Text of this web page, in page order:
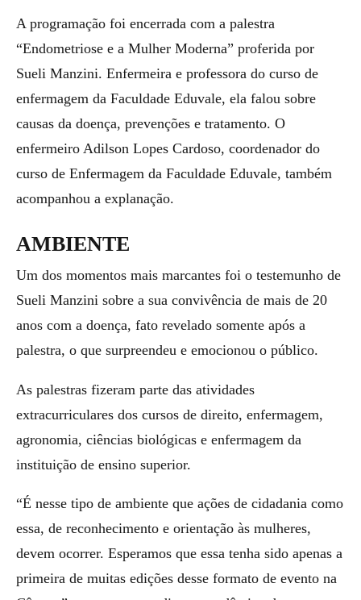
A programação foi encerrada com a palestra
“Endometriose e a Mulher Moderna” proferida por
Sueli Manzini. Enfermeira e professora do curso de
enfermagem da Faculdade Eduvale, ela falou sobre
causas da doença, prevenções e tratamento. O
enfermeiro Adilson Lopes Cardoso, coordenador do
curso de Enfermagem da Faculdade Eduvale, também
acompanhou a explanação.
AMBIENTE
Um dos momentos mais marcantes foi o testemunho de
Sueli Manzini sobre a sua convivência de mais de 20
anos com a doença, fato revelado somente após a
palestra, o que surpreendeu e emocionou o público.
As palestras fizeram parte das atividades
extracurriculares dos cursos de direito, enfermagem,
agronomia, ciências biológicas e enfermagem da
instituição de ensino superior.
“É nesse tipo de ambiente que ações de cidadania como
essa, de reconhecimento e orientação às mulheres,
devem ocorrer. Esperamos que essa tenha sido apenas a
primeira de muitas edições desse formato de evento na